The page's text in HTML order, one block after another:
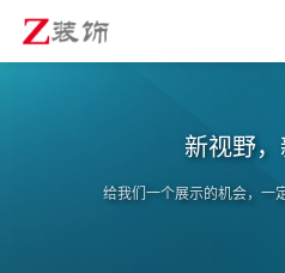
新视野
给我们一个展示的机会，一